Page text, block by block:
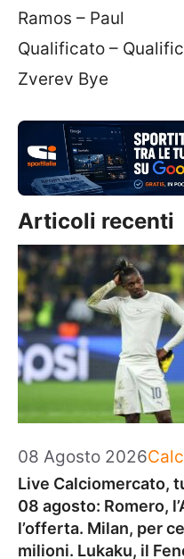
Ramos – Paul
Qualificato –
Zverev Bye
Articoli recenti
08 Agosto 2026
Live Calciomercato,
08 agosto: Romero,
l’offerta. Milan, per
milioni. Lukaku, il